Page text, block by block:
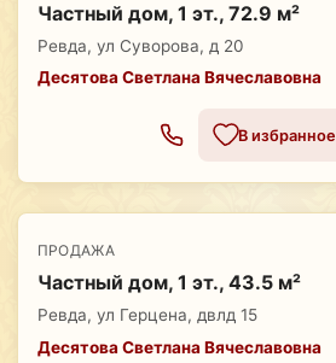
Частный дом, 1 эт., 72.9 м²
Ревда, ул Суворова, д 20
Десятова Светлана Вячеславовна
В избранное
ПРОДАЖА
Частный дом, 1 эт., 43.5 м²
Ревда, ул Герцена, двлд 15
Десятова Светлана Вячеславовна